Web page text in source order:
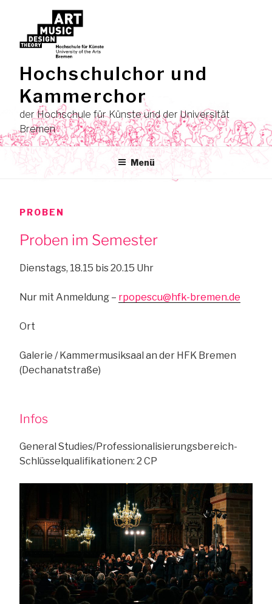
springen
Hochschulchor und
Kammerchor
der Hochschule für Künste und der Universität
Bremen
Menü
PROBEN
Proben im Semester
Dienstags, 18.15 bis 20.15 Uhr
Nur mit Anmeldung – rpopescu@hfk-bremen.de
Ort
Galerie / Kammermusiksaal an der HFK Bremen
(Dechanatstraße)
Infos
General Studies/Professionalisierungsbereich-
Schlüsselqualifikationen: 2 CP